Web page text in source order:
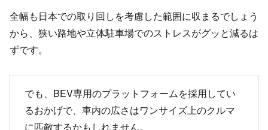
全幅も日本での取り回しを考慮した範囲に収まるでしょう
から、狭い路地や立体駐車場でのストレスがグッと減るは
ずです。
でも、BEV専用のプラットフォームを採用してい
るおかげで、車内の広さはワンサイズ上のクルマ
に匹敵するかもしれません。